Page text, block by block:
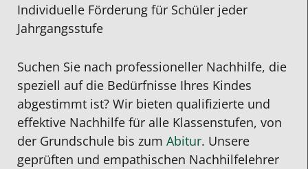
Individuelle Förderung für Schüler jeder
Jahrgangsstufe
Suchen Sie nach professioneller Nachhilfe, die
speziell auf die Bedürfnisse Ihres Kindes
abgestimmt ist? Wir bieten qualifizierte und
effektive Nachhilfe für alle Klassenstufen, von
der Grundschule bis zum Abitur. Unsere
geprüften und empathischen Nachhilfelehrer